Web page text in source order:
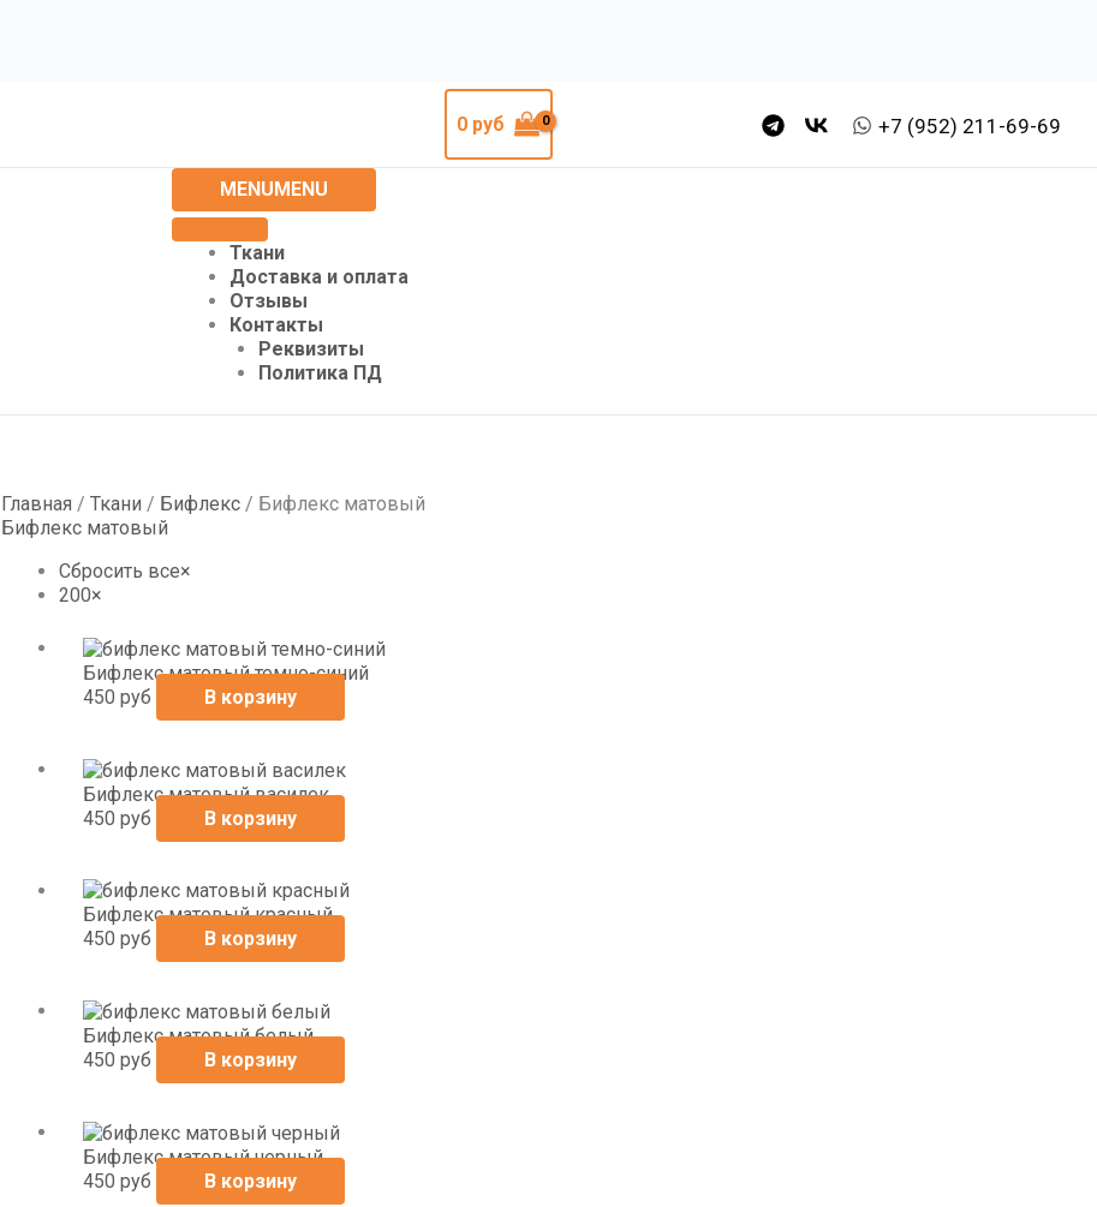
0 руб +7 (952) 211-69-69
MENUMENU
Ткани
Доставка и оплата
Отзывы
Контакты
Реквизиты
Политика ПД
Главная /Ткани / Бифлекс / Бифлекс матовый
Бифлекс матовый
Сбросить все×
200×
Бифлекс матовый темно-синий
450 руб В корзину
Бифлекс матовый василек
450 руб В корзину
Бифлекс матовый красный
450 руб В корзину
Бифлекс матовый белый
450 руб В корзину
Бифлекс матовый черный
450 руб В корзину